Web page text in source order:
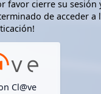
favor cierre su sesión
de acceder a